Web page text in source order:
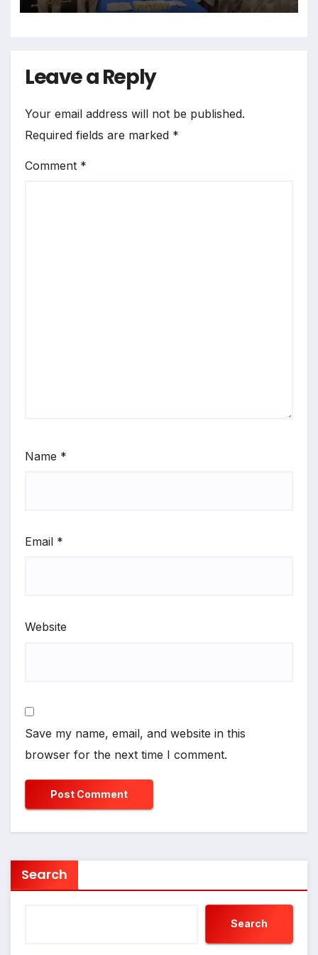
Leave a Reply
Your email address will not be published.
Required fields are marked *
Comment *
Name *
Email *
Website
Save my name, email, and website in this
browser for the next time I comment.
Search
Search